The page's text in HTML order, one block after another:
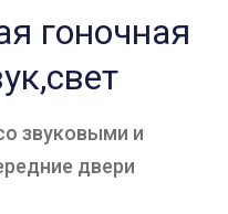
гоночная
звуковыми и
двери